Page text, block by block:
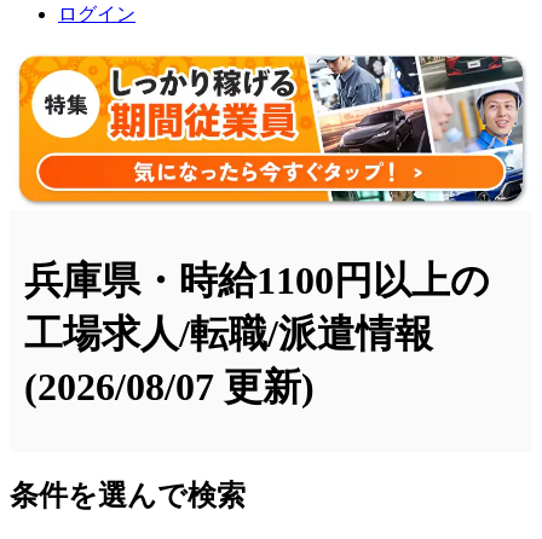
ログイン
兵庫県・時給1100円以上の
工場求人/転職/派遣情報
(2026/08/07 更新)
条件を選んで検索